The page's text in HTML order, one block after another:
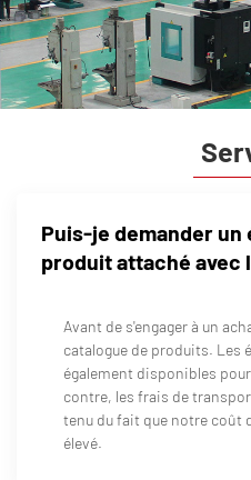
Puis-je demander un
produit attaché avec
Avant de s'engager à un
catalogue de produits.
également disponibles
contre, les frais de
tenu du fait que notre coût
élevé.